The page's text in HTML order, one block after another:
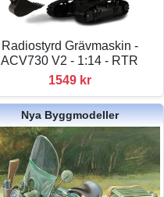
Radiostyrd Grävmaskin -
ACV730 V2 - 1:14 - RTR
1549 kr
Nya Byggmodeller